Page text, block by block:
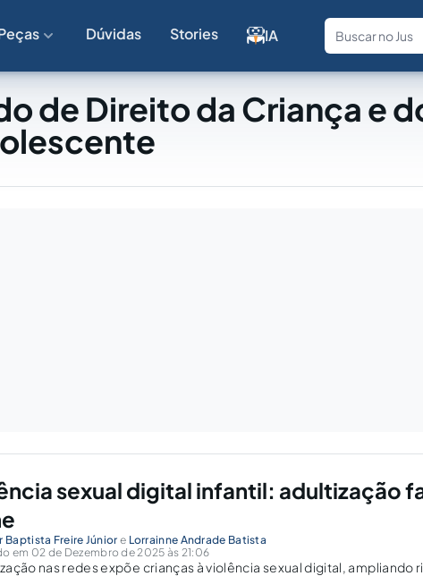
Dúvidas Stories IA
de Direito da Criança e
sexual digital infantil: adultização
Baptista Freire Júnior e Lorrainne Andrade Batista
em 02 de Dezembro de 2025 às 21:06
nas redes expõe crianças à violência sexual digital, ampliando